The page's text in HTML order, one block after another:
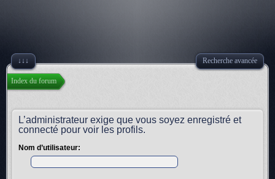
↓↓↓ Recherche avancée
Index du forum
L’administrateur exige que vous soyez enregistré et
connecté pour voir les profils.
Nom d’utilisateur: